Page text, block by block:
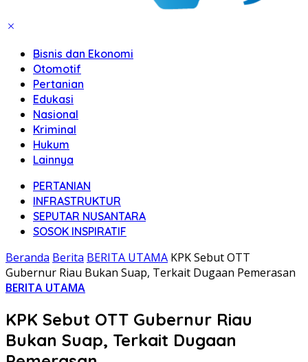
Bisnis dan Ekonomi
Otomotif
Pertanian
Edukasi
Nasional
Kriminal
Hukum
Lainnya
PERTANIAN
INFRASTRUKTUR
SEPUTAR NUSANTARA
SOSOK INSPIRATIF
Beranda Berita BERITA UTAMA KPK Sebut OTT
Gubernur Riau Bukan Suap, Terkait Dugaan Pemerasan
BERITA UTAMA
KPK Sebut OTT Gubernur Riau
Bukan Suap, Terkait Dugaan